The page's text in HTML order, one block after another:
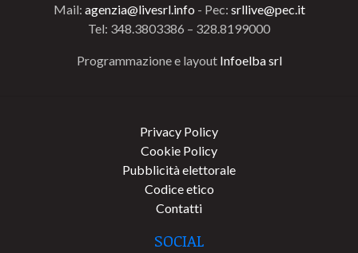
Mail: agenzia@livesrl.info - Pec: srllive@pec.it
Tel: 348.3803386 – 328.8199000
Programmazione e layout Infoelba srl
Privacy Policy
Cookie Policy
Pubblicità elettorale
Codice etico
Contatti
SOCIAL